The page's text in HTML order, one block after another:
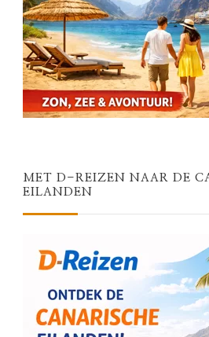
MET D-REIZEN NAAR DE
EILANDEN